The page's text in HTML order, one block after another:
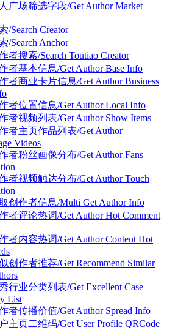
广场筛选字段/Get Author Market
/Search Creator
/Search Anchor
者搜索/Search Toutiao Creator
者基本信息/Get Author Base Info
者商业卡片信息/Get Author Business
者位置信息/Get Author Local Info
者视频列表/Get Author Show Items
者主页作品列表/Get Author
Videos
者粉丝画像分布/Get Author Fans
者视频触达分布/Get Author Touch
创作者信息/Multi Get Author Info
者评论热词/Get Author Hot Comment
者内容热词/Get Author Content Hot
创作者推荐/Get Recommend Similar
行业分类列表/Get Excellent Case
List
者传播价值/Get Author Spread Info
主页二维码/Get User Profile QRCode